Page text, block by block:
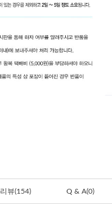
리뷰(154) Q & A(0)